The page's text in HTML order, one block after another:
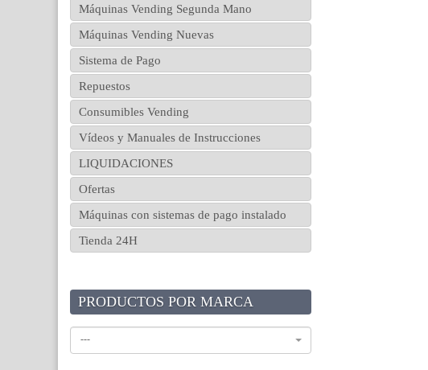
Máquinas Vending Segunda Mano
Máquinas Vending Nuevas
Sistema de Pago
Repuestos
Consumibles Vending
Vídeos y Manuales de Instrucciones
LIQUIDACIONES
Ofertas
Máquinas con sistemas de pago instalado
Tienda 24H
PRODUCTOS POR MARCA
---